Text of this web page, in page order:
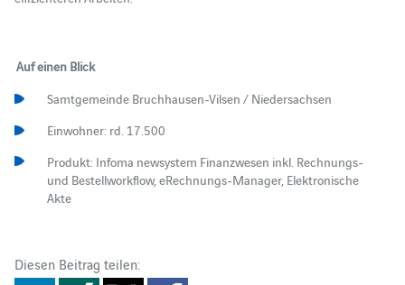
Auf einen Blick
Samtgemeinde Bruchhausen-Vilsen / Niedersachsen
Einwohner: rd. 17.500
Produkt: Infoma newsystem Finanzwesen inkl. Rechnungs-
und Bestellworkflow, eRechnungs-Manager, Elektronische
Akte
Diesen Beitrag teilen: